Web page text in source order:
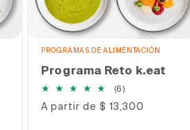
PROGRAMAS DE ALIMENTACIÓN
Programa Reto k.eat
(6)6
totales
Precio
A partir de $ 13,300